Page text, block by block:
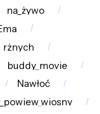
na_żywo
rżnych
buddy_movie
Nawłoć